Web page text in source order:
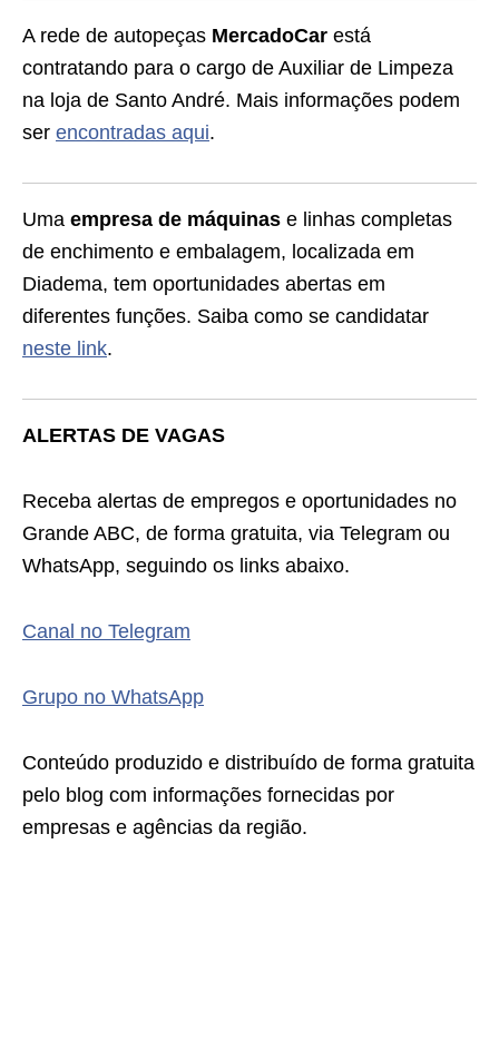
A rede de autopeças MercadoCar está
contratando para o cargo de Auxiliar de Limpeza
na loja de Santo André. Mais informações podem
ser encontradas aqui.
Uma empresa de máquinas e linhas completas
de enchimento e embalagem, localizada em
Diadema, tem oportunidades abertas em
diferentes funções. Saiba como se candidatar
neste link.
ALERTAS DE VAGAS
Receba alertas de empregos e oportunidades no
Grande ABC, de forma gratuita, via Telegram ou
WhatsApp, seguindo os links abaixo.
Canal no Telegram
Grupo no WhatsApp
Conteúdo produzido e distribuído de forma gratuita
pelo blog com informações fornecidas por
empresas e agências da região.